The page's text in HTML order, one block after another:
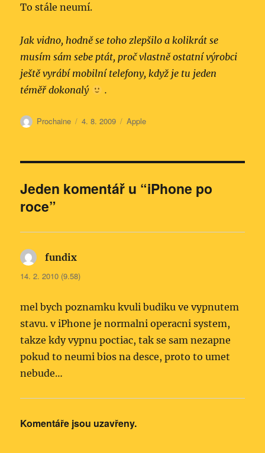
To stále neumí.
Jak vidno, hodně se toho zlepšilo a kolikrát se
musím sám sebe ptát, proč vlastně ostatní výrobci
ještě vyrábí mobilní telefony, když je tu jeden
téměř dokonalý
.
Autor:
Prochaine Publikováno:
4. 8. 2009 Rubriky:
Apple
Jeden komentář u “iPhone po
roce”
fundix
14. 2. 2010 (9.58)
mel bych poznamku kvuli budiku ve vypnutem
stavu. v iPhone je normalni operacni system,
takze kdy vypnu poctiac, tak se sam nezapne
pokud to neumi bios na desce, proto to umet
nebude…
Komentáře jsou uzavřeny.